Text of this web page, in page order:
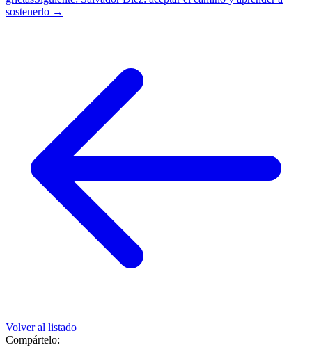
sostenerlo →
Volver al listado
Compártelo: